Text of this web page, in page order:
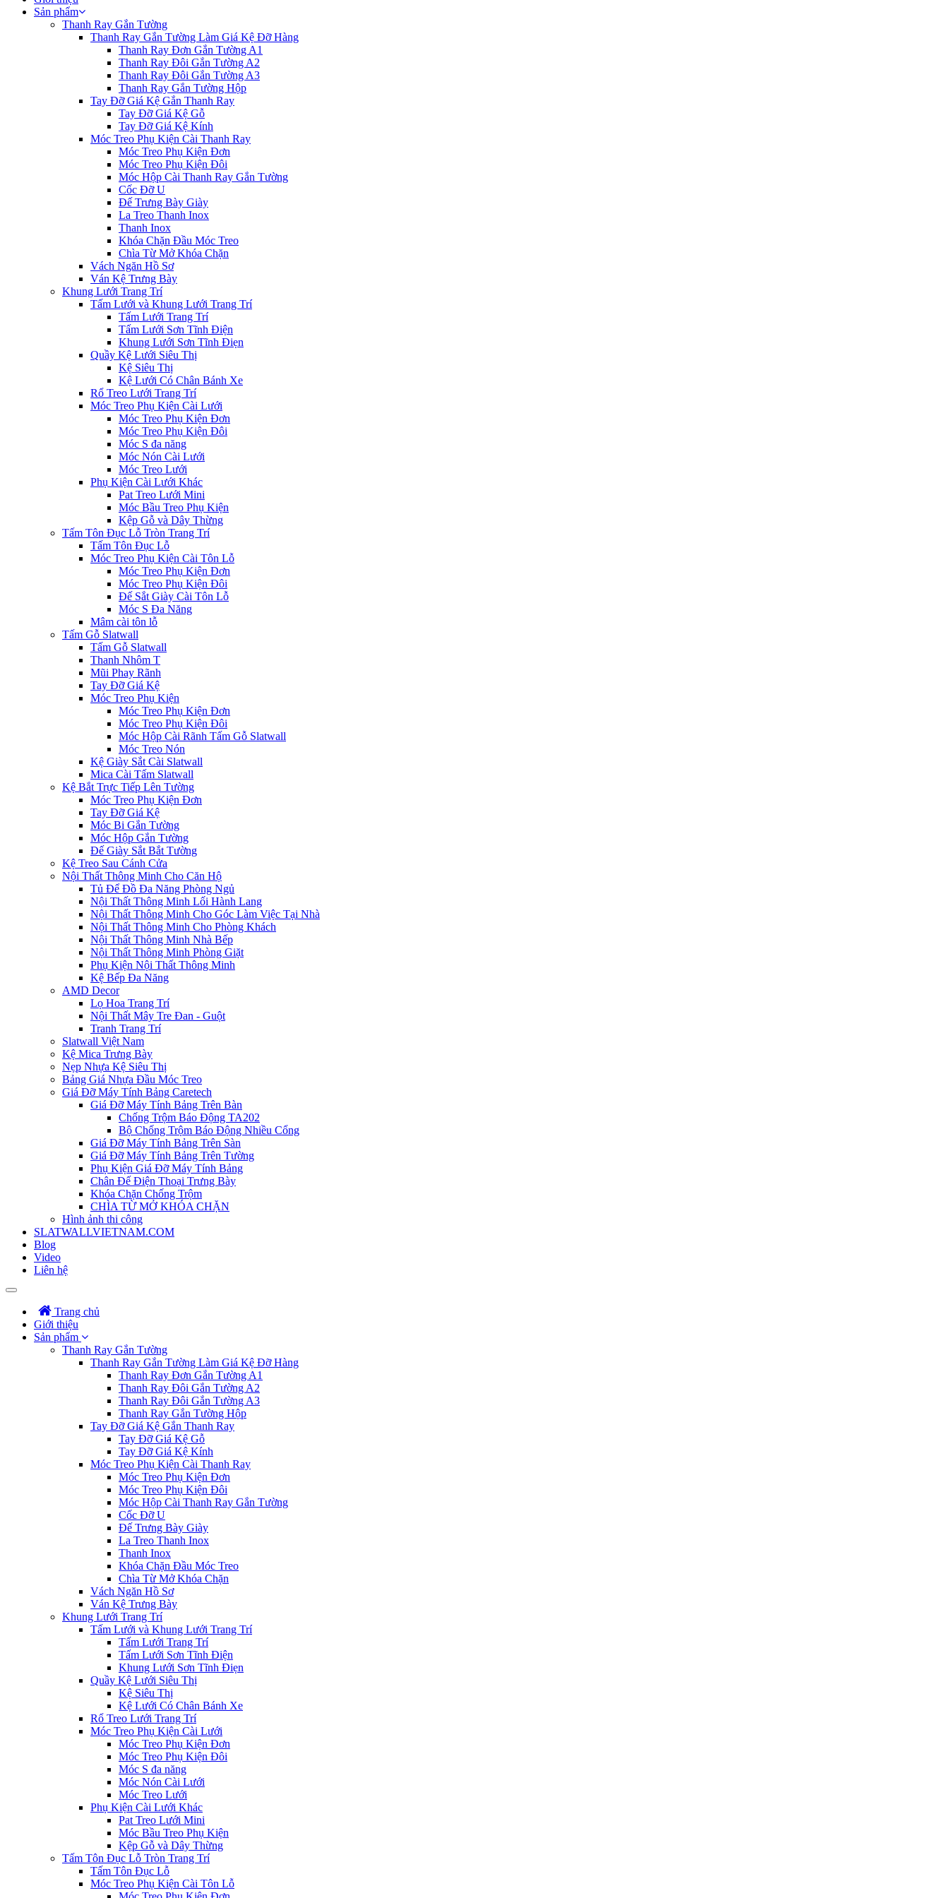
Sản phẩm
Thanh Ray Gắn Tường
Thanh Ray Gắn Tường Làm Giá Kệ Đỡ Hàng
Thanh Ray Đơn Gắn Tường A1
Thanh Ray Đôi Gắn Tường A2
Thanh Ray Đôi Gắn Tường A3
Thanh Ray Gắn Tường Hộp
Tay Đỡ Giá Kệ Gắn Thanh Ray
Tay Đỡ Giá Kệ Gỗ
Tay Đỡ Giá Kệ Kính
Móc Treo Phụ Kiện Cài Thanh Ray
Móc Treo Phụ Kiện Đơn
Móc Treo Phụ Kiện Đôi
Móc Hộp Cài Thanh Ray Gắn Tường
Cốc Đỡ U
Đế Trưng Bày Giày
La Treo Thanh Inox
Thanh Inox
Khóa Chặn Đầu Móc Treo
Chìa Từ Mở Khóa Chặn
Vách Ngăn Hồ Sơ
Ván Kệ Trưng Bày
Khung Lưới Trang Trí
Tấm Lưới và Khung Lưới Trang Trí
Tấm Lưới Trang Trí
Tấm Lưới Sơn Tĩnh Điện
Khung Lưới Sơn Tĩnh Điẹn
Quầy Kệ Lưới Siêu Thị
Kệ Siêu Thị
Kệ Lưới Có Chân Bánh Xe
Rổ Treo Lưới Trang Trí
Móc Treo Phụ Kiện Cài Lưới
Móc Treo Phụ Kiện Đơn
Móc Treo Phụ Kiện Đôi
Móc S đa năng
Móc Nón Cài Lưới
Móc Treo Lưới
Phụ Kiện Cài Lưới Khác
Pat Treo Lưới Mini
Móc Bầu Treo Phụ Kiện
Kệp Gỗ và Dây Thừng
Tấm Tôn Đục Lỗ Tròn Trang Trí
Tấm Tôn Đục Lỗ
Móc Treo Phụ Kiện Cài Tôn Lỗ
Móc Treo Phụ Kiện Đơn
Móc Treo Phụ Kiện Đôi
Đế Sắt Giày Cài Tôn Lỗ
Móc S Đa Năng
Mâm cài tôn lỗ
Tấm Gỗ Slatwall
Tấm Gỗ Slatwall
Thanh Nhôm T
Mũi Phay Rãnh
Tay Đỡ Giá Kệ
Móc Treo Phụ Kiện
Móc Treo Phụ Kiện Đơn
Móc Treo Phụ Kiện Đôi
Móc Hộp Cài Rãnh Tấm Gỗ Slatwall
Móc Treo Nón
Kệ Giày Sắt Cài Slatwall
Mica Cài Tấm Slatwall
Kệ Bắt Trực Tiếp Lên Tường
Móc Treo Phụ Kiện Đơn
Tay Đỡ Giá Kệ
Móc Bi Gắn Tường
Móc Hộp Gắn Tường
Đế Giày Sắt Bắt Tường
Kệ Treo Sau Cánh Cửa
Nội Thất Thông Minh Cho Căn Hộ
Tủ Để Đồ Đa Năng Phòng Ngủ
Nội Thất Thông Minh Lối Hành Lang
Nội Thất Thông Minh Cho Góc Làm Việc Tại Nhà
Nội Thất Thông Minh Cho Phòng Khách
Nội Thất Thông Minh Nhà Bếp
Nội Thất Thông Minh Phòng Giặt
Phụ Kiện Nội Thất Thông Minh
Kệ Bếp Đa Năng
AMD Decor
Lọ Hoa Trang Trí
Nội Thất Mây Tre Đan - Guột
Tranh Trang Trí
Slatwall Việt Nam
Kệ Mica Trưng Bày
Nẹp Nhựa Kệ Siêu Thị
Bảng Giá Nhựa Đầu Móc Treo
Giá Đỡ Máy Tính Bảng Caretech
Giá Đỡ Máy Tính Bảng Trên Bàn
Chống Trộm Báo Động TA202
Bộ Chống Trộm Báo Động Nhiều Cổng
Giá Đỡ Máy Tính Bảng Trên Sàn
Giá Đỡ Máy Tính Bảng Trên Tường
Phụ Kiện Giá Đỡ Máy Tính Bảng
Chân Đế Điện Thoại Trưng Bày
Khóa Chặn Chống Trộm
CHÌA TỪ MỞ KHÓA CHẶN
Hình ảnh thi công
SLATWALLVIETNAM.COM
Blog
Video
Liên hệ
Trang chủ
Giới thiệu
Sản phẩm
Thanh Ray Gắn Tường
Thanh Ray Gắn Tường Làm Giá Kệ Đỡ Hàng
Thanh Ray Đơn Gắn Tường A1
Thanh Ray Đôi Gắn Tường A2
Thanh Ray Đôi Gắn Tường A3
Thanh Ray Gắn Tường Hộp
Tay Đỡ Giá Kệ Gắn Thanh Ray
Tay Đỡ Giá Kệ Gỗ
Tay Đỡ Giá Kệ Kính
Móc Treo Phụ Kiện Cài Thanh Ray
Móc Treo Phụ Kiện Đơn
Móc Treo Phụ Kiện Đôi
Móc Hộp Cài Thanh Ray Gắn Tường
Cốc Đỡ U
Đế Trưng Bày Giày
La Treo Thanh Inox
Thanh Inox
Khóa Chặn Đầu Móc Treo
Chìa Từ Mở Khóa Chặn
Vách Ngăn Hồ Sơ
Ván Kệ Trưng Bày
Khung Lưới Trang Trí
Tấm Lưới và Khung Lưới Trang Trí
Tấm Lưới Trang Trí
Tấm Lưới Sơn Tĩnh Điện
Khung Lưới Sơn Tĩnh Điẹn
Quầy Kệ Lưới Siêu Thị
Kệ Siêu Thị
Kệ Lưới Có Chân Bánh Xe
Rổ Treo Lưới Trang Trí
Móc Treo Phụ Kiện Cài Lưới
Móc Treo Phụ Kiện Đơn
Móc Treo Phụ Kiện Đôi
Móc S đa năng
Móc Nón Cài Lưới
Móc Treo Lưới
Phụ Kiện Cài Lưới Khác
Pat Treo Lưới Mini
Móc Bầu Treo Phụ Kiện
Kệp Gỗ và Dây Thừng
Tấm Tôn Đục Lỗ Tròn Trang Trí
Tấm Tôn Đục Lỗ
Móc Treo Phụ Kiện Cài Tôn Lỗ